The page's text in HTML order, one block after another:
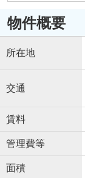
物件概要
所在地
交通
賃料
管理費等
面積